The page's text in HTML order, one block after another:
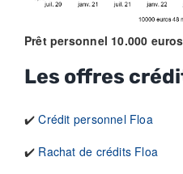
Prêt personnel 10.000
Les offres
✔️Crédit personnel Floa
✔️ Rachat de crédits Floa